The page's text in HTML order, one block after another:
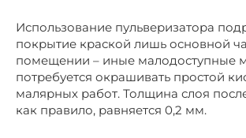
Использование пульверизатора
покрытие краской лишь основной
помещении – иные малодоступные
потребуется окрашивать простой
малярных работ. Толщина слоя
как правило, равняется 0,2 мм.